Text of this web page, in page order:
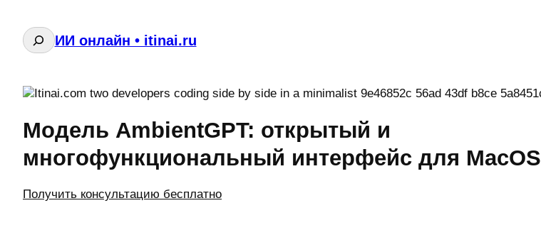
ПоискИИ онлайн • itinai.ru
Модель AmbientGPT: открытый и
многофункциональный интерфейс для MacOS
Получить консультацию бесплатно